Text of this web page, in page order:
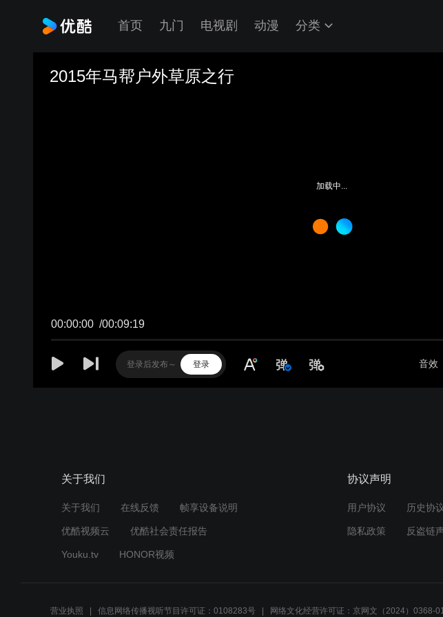
首页 九门 电视剧 动漫 分类
2015年马帮户外草原之行
00:00:00 /00:09:19
登录 音效
加载中...
关于我们
关于我们 在线反馈 帧享设备说明
优酷视频云 优酷社会责任报告
Youku.tv HONOR视频
协议声明
用户协议 历史协
隐私政策 反盗链
营业执照 信息网络传播视听节目许可证：0108283号 网络文化经营许可证：京网文（2024）0368-